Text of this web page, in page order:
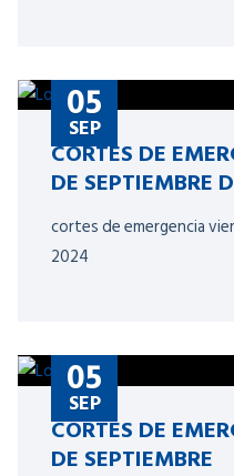
05
SEP
CORTES DE
DE SEPTIEMBRE
cortes de emergencia
2024
05
SEP
CORTES DE
DE SEPTIEMBRE